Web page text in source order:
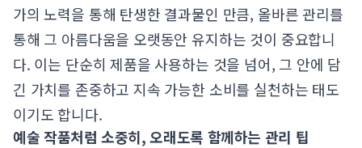
가의 노력을 통해 탄생한 결과물인 만큼, 올바른 관리를
통해 그 아름다움을 오랫동안 유지하는 것이 중요합니
다. 이는 단순히 제품을 사용하는 것을 넘어, 그 안에 담
긴 가치를 존중하고 지속 가능한 소비를 실천하는 태도
이기도 합니다.
예술 작품처럼 소중히, 오래도록 함께하는 관리 팁